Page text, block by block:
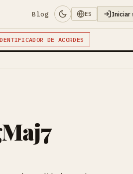
Blog ES Iniciar
DE ACORDES